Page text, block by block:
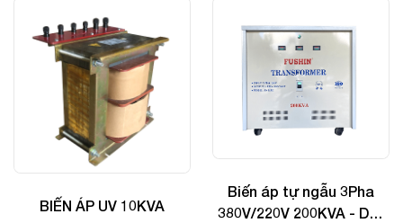
BIẾN ÁP UV 10KVA
Biến áp tự ngẫu 3Pha
380V/220V 200KVA - Dây